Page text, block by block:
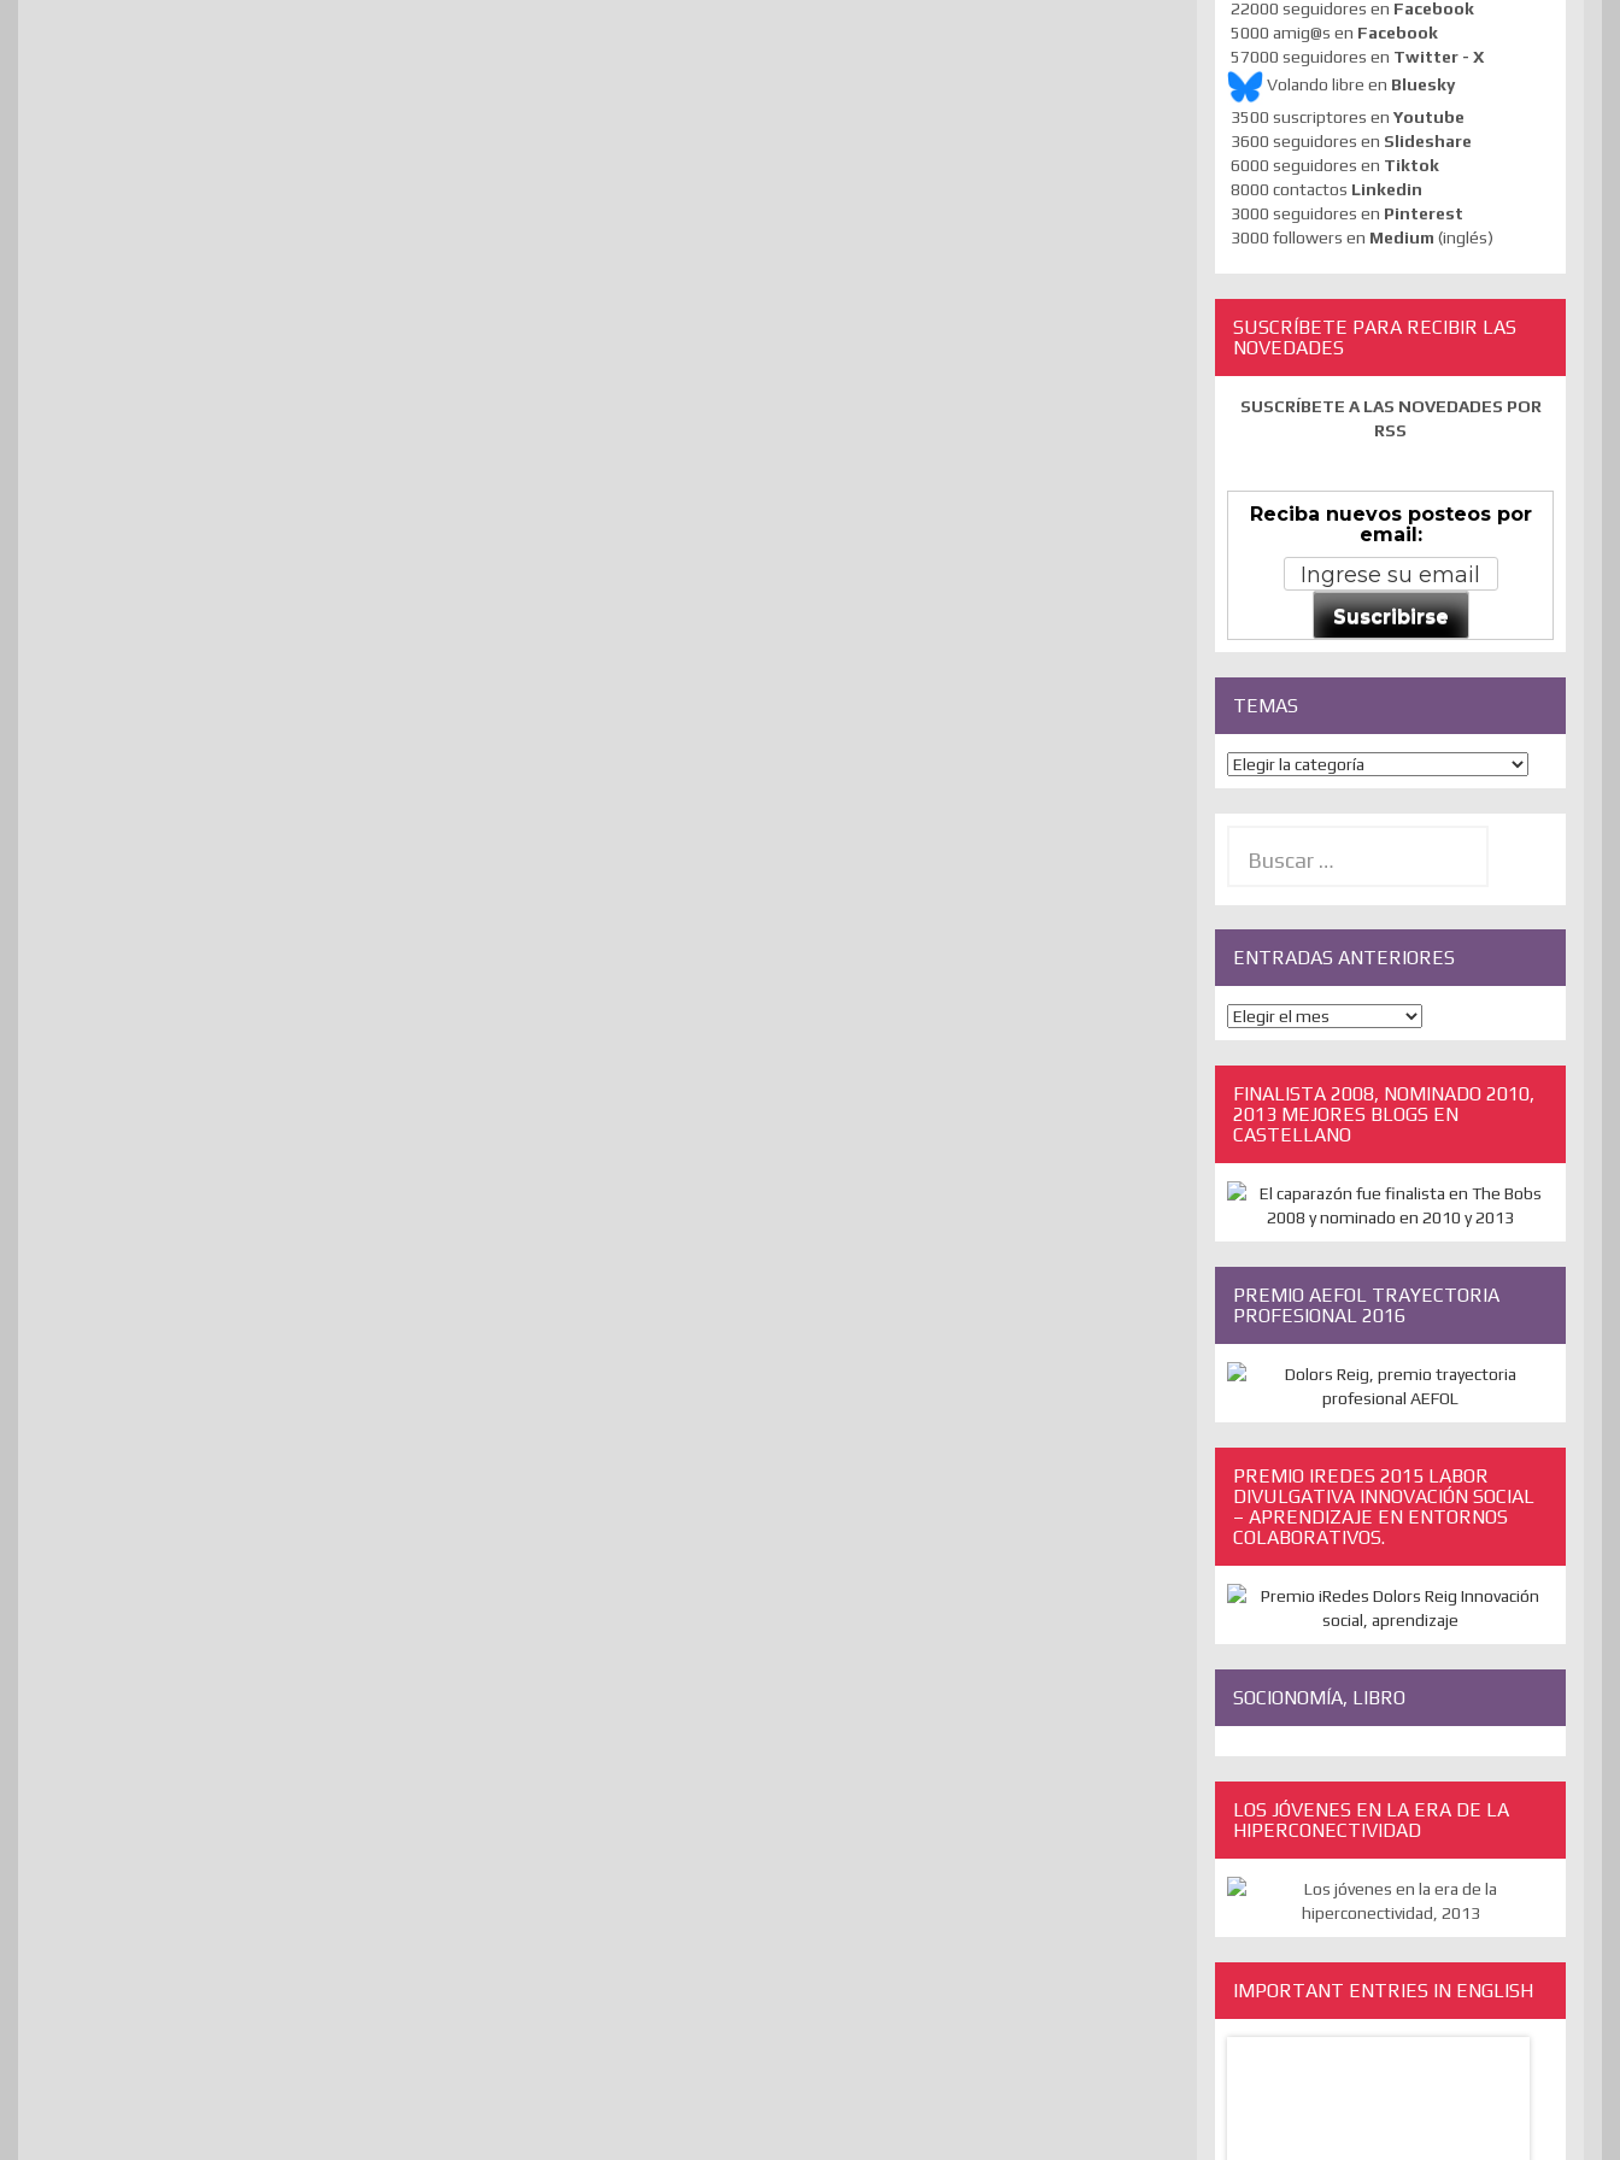
22000 seguidores en Facebook
5000 amig@s en Facebook
57000 seguidores en Twitter - X
Volando libre en Bluesky
3500 suscriptores en Youtube
3600 seguidores en Slideshare
6000 seguidores en Tiktok
8000 contactos Linkedin
3000 seguidores en Pinterest
3000 followers en Medium (inglés)
SUSCRÍBETE PARA RECIBIR LAS
NOVEDADES
SUSCRÍBETE A LAS NOVEDADES POR
RSS
Reciba nuevos posteos por
email:
Suscribirse
TEMAS
Temas
ENTRADAS ANTERIORES
ENTRADAS
ANTERIORES
FINALISTA 2008, NOMINADO 2010,
2013 MEJORES BLOGS EN
CASTELLANO
PREMIO AEFOL TRAYECTORIA
PROFESIONAL 2016
PREMIO IREDES 2015 LABOR
DIVULGATIVA INNOVACIÓN SOCIAL
– APRENDIZAJE EN ENTORNOS
COLABORATIVOS.
SOCIONOMÍA, LIBRO
LOS JÓVENES EN LA ERA DE LA
HIPERCONECTIVIDAD
IMPORTANT ENTRIES IN ENGLISH